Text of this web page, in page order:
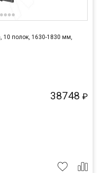
10 полок, 1630-1830 мм,
38748 ₽